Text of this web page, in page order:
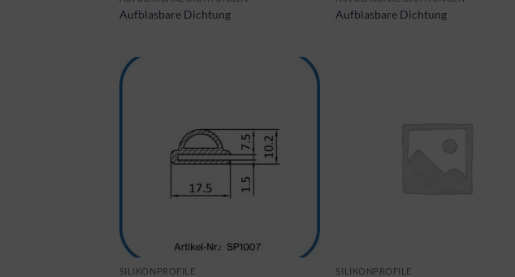
Aufblasbare Dichtung Aufblasbare Dichtung
SILIKONPROFILE SILIKONPROFILE